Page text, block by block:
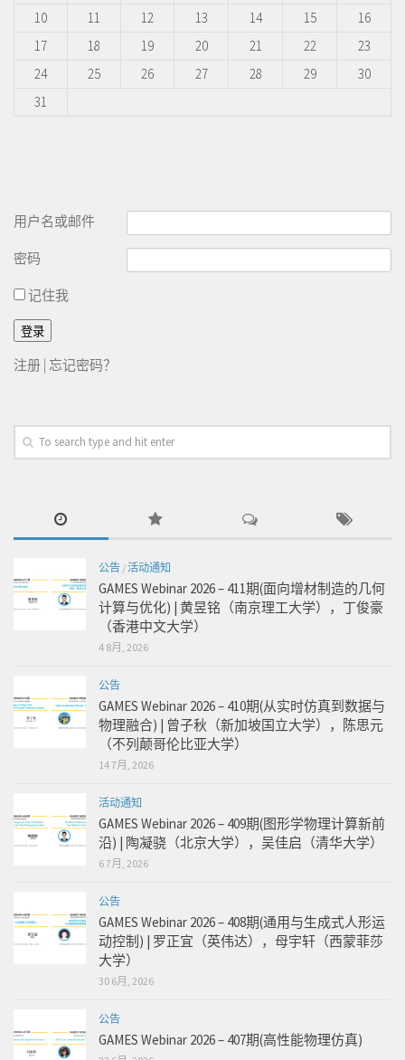
10
11 12 13 14 15
16
17
18 19 20 21 22
23
24
25 26 27 28 29
30
31
用户名或邮件
密码
记住我
注册 忘记密码？
公告 /活动通知
GAMES Webinar 2026 – 411期(面向增材制造的几何
计算与优化) | 黄昱铭（南京理工大学），丁俊豪
（香港中文大学）
4 8月, 2026
公告
GAMES Webinar 2026 – 410期(从实时仿真到数据与
物理融合) | 曾子秋（新加坡国立大学），陈思元
（不列颠哥伦比亚大学）
14 7月, 2026
活动通知
GAMES Webinar 2026 – 409期(图形学物理计算新前
沿) | 陶凝骁（北京大学），吴佳启（清华大学）
6 7月, 2026
公告
GAMES Webinar 2026 – 408期(通用与生成式人形运
动控制) | 罗正宜（英伟达），母宇轩（西蒙菲莎
大学）
30 6月, 2026
公告
GAMES Webinar 2026 – 407期(高性能物理仿真)